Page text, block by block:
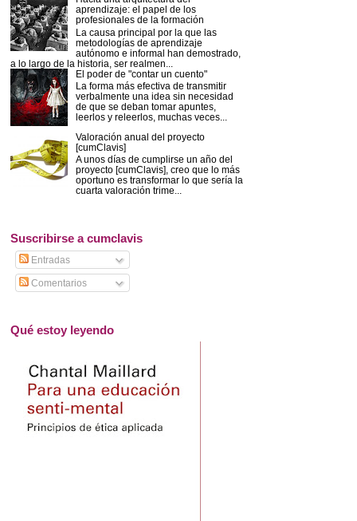
aprendizaje: el papel de los
profesionales de la formación
La causa principal por la que las
metodologías de aprendizaje
autónomo e informal han demostrado,
a lo largo de la historia, ser realmen...
El poder de "contar un cuento"
La forma más efectiva de transmitir
verbalmente una idea sin necesidad
de que se deban tomar apuntes,
leerlos y releerlos, muchas veces...
Valoración anual del proyecto
[cumClavis]
A unos días de cumplirse un año del
proyecto [cumClavis], creo que lo más
oportuno es transformar lo que sería la
cuarta valoración trime...
Suscribirse a cumclavis
Entradas
Comentarios
Qué estoy leyendo